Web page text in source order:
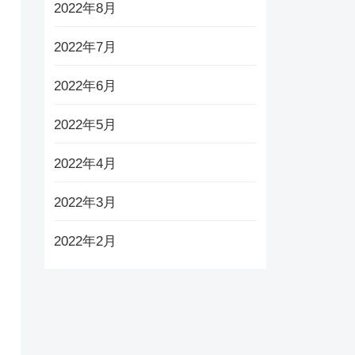
2022年8月
2022年7月
2022年6月
2022年5月
2022年4月
2022年3月
2022年2月